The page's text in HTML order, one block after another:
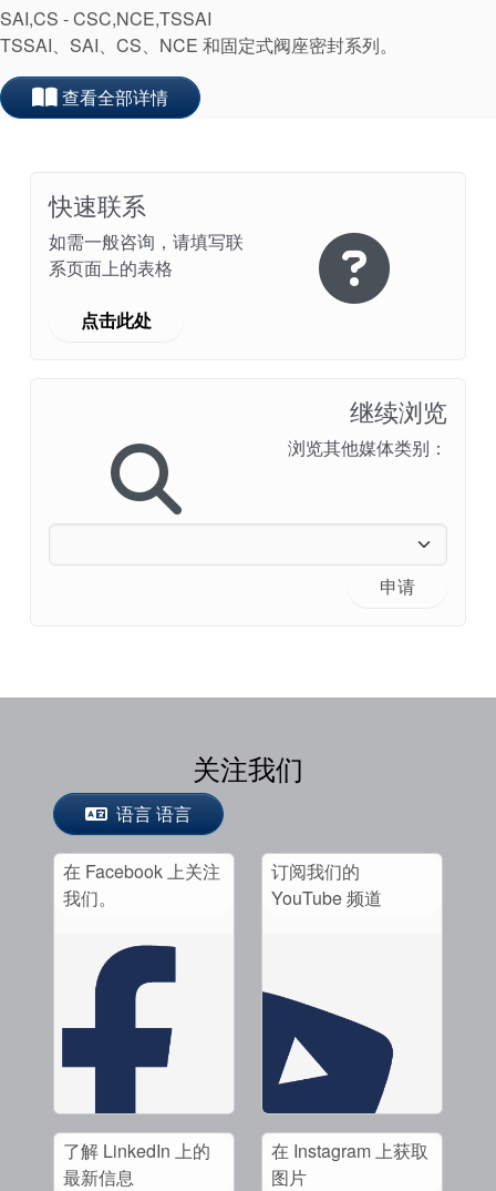
学院
行业指南
视频
SAI,CS - CSC,NCE,TSSAI
TSSAI、SAI、CS、NCE 和固定式阀座密封系列。
查看全部详情
快速联系
如需一般咨询，请填写联
系页面上的表格
点击此处
继续浏览
浏览其他媒体类别：
申请
关注我们
语言 语言
在 Facebook 上关注
我们。
订阅我们的
YouTube 频道
了解 LinkedIn 上的
最新信息
在 Instagram 上获取
图片